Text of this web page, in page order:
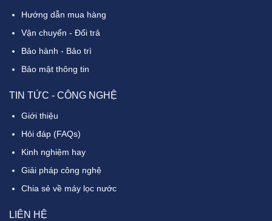
Hướng dẫn mua hàng
Vận chuyển - Đổi trả
Bảo hành - Bảo trì
Bảo mật thông tin
TIN TỨC - CÔNG NGHỆ
Giới thiệu
Hỏi đáp (FAQs)
Kinh nghiệm hay
Giải pháp công nghệ
Chia sẻ về máy lọc nước
LIÊN HỆ